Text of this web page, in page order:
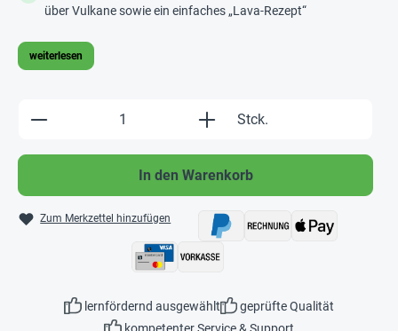
über Vulkane sowie ein einfaches „Lava-Rezept“
weiterlesen
Produkt Anzahl: Gib den gewünschten
Stck.
In den Warenkorb
Zum Merkzettel hinzufügen
lernfördernd ausgewählt
geprüfte Qualität